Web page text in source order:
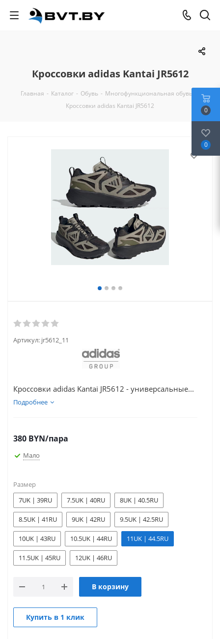
Кроссовки adidas Kantai JR5612
Главная - Каталог - Обувь - Многофункциональная обувь
Кроссовки adidas Kantai JR5612
Артикул: jr5612_11
Кроссовки adidas Kantai JR5612 - универсальные...
Подробнее
380 BYN/пара
Мало
Размер
7UK | 39RU
7.5UK | 40RU 8UK | 40.5RU
8.5UK | 41RU 9UK | 42RU 9.5UK | 42.5RU
10UK | 43RU 10.5UK | 44RU 11UK | 44.5RU
11.5UK | 45RU 12UK | 46RU
В корзину
Купить в 1 клик
0
0